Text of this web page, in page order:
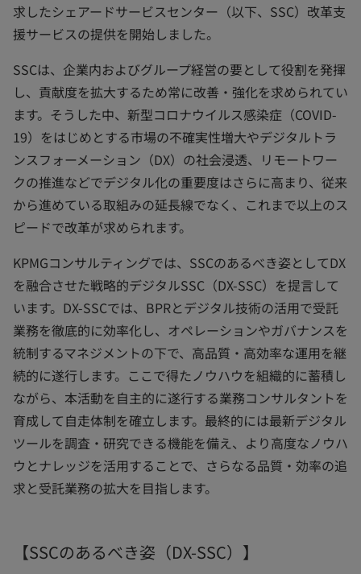
求したシェアードサービスセンター（以下、SSC）改革支
援サービスの提供を開始しました。
SSCは、企業内およびグループ経営の要として役割を発揮
し、貢献度を拡大するため常に改善・強化を求められてい
ます。そうした中、新型コロナウイルス感染症（COVID-
19）をはじめとする市場の不確実性増大やデジタルトラ
ンスフォーメーション（DX）の社会浸透、リモートワー
クの推進などでデジタル化の重要度はさらに高まり、従来
から進めている取組みの延長線でなく、これまで以上のス
ピードで改革が求められます。
KPMGコンサルティングでは、SSCのあるべき姿としてDX
を融合させた戦略的デジタルSSC（DX-SSC）を提言して
います。DX-SSCでは、BPRとデジタル技術の活用で受託
業務を徹底的に効率化し、オペレーションやガバナンスを
統制するマネジメントの下で、高品質・高効率な運用を継
続的に遂行します。ここで得たノウハウを組織的に蓄積し
ながら、本活動を自主的に遂行する業務コンサルタントを
育成して自走体制を確立します。最終的には最新デジタル
ツールを調査・研究できる機能を備え、より高度なノウハ
ウとナレッジを活用することで、さらなる品質・効率の追
求と受託業務の拡大を目指します。
【SSCのあるべき姿（DX-SSC）】